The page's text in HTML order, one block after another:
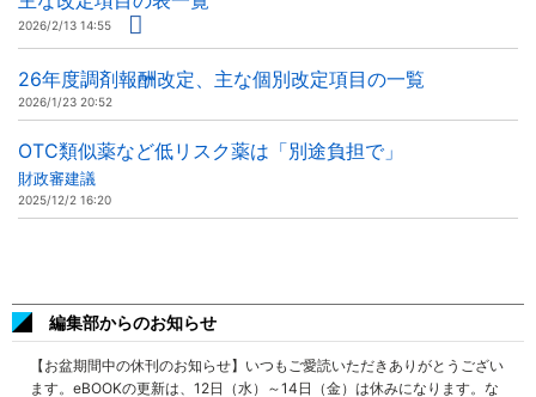
2026/2/13 14:55
26年度調剤報酬改定、主な個別改定項目の一覧
2026/1/23 20:52
OTC類似薬など低リスク薬は「別途負担で」
財政審建議
2025/12/2 16:20
編集部からのお知らせ
【お盆期間中の休刊のお知らせ】いつもご愛読いただきありがとうござい
ます。eBOOKの更新は、12日（水）～14日（金）は休みになります。な